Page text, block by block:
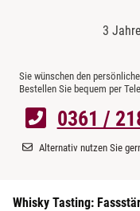
3
Sie wünschen den
Bestellen Sie bequem per
0361 /
Alternativ nutzen Sie
Whisky Tasting: